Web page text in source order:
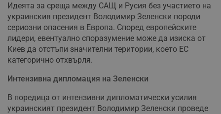
Идеята за среща между САЩ и Русия без участието на
украинския президент Володимир Зеленски породи
сериозни опасения в Европа. Според европейските
лидери, евентуално споразумение може да изиска от
Киев да отстъпи значителни територии, което ЕС
категорично отхвърля.
Интензивна дипломация на Зеленски
В поредица от интензивни дипломатически усилия
украинският президент Володимир Зеленски проведе